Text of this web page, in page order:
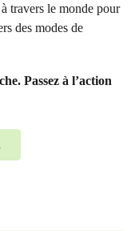
travers le monde pour
des modes de
Passez à l’action